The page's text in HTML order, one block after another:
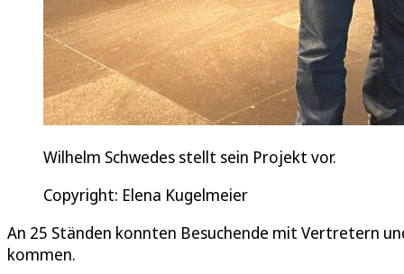
Wilhelm Schwedes stellt sein Projekt vor.
Copyright: Elena Kugelmeier
An 25 Ständen konnten Besuchende mit Vertretern
kommen.